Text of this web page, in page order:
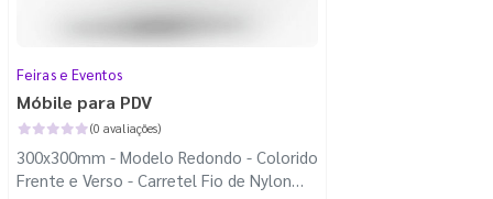
Feiras e Eventos
Móbile para PDV
(0 avaliações)
300x300mm - Modelo Redondo - Colorido
Frente e Verso - Carretel Fio de Nylon